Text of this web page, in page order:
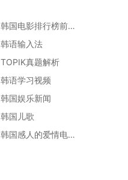
韩国电影排行榜前十名
韩语输入法
TOPIK真题解析
韩语学习视频
韩国娱乐新闻
韩国儿歌
韩国感人的爱情电影